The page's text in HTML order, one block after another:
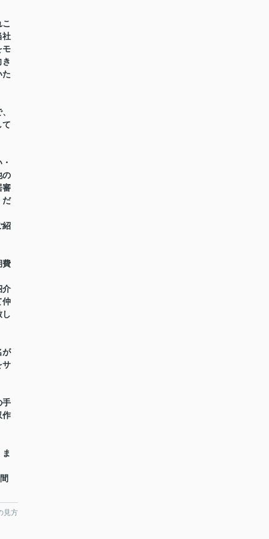
社
モ
た
て
の
審
だ
紹
費
介
仲
し
が
サ
手
作
見方